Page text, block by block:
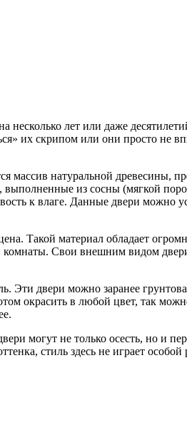
несколько лет или даже
их скрипом или они просто не
массив натуральной древесины,
выполненные из сосны (мягкой
к влаге. Данные двери можно
Такой материал обладает
комнаты. Свои внешним видом
Эти двери можно заранее
окрасить в любой цвет, так
могут не только осесть, но и
стиль здесь не играет особой